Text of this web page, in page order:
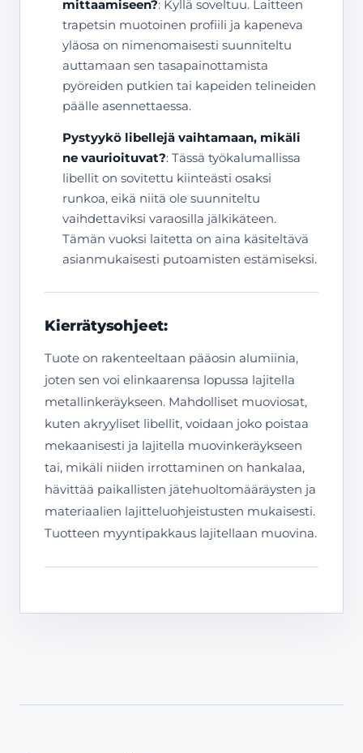
mittaamiseen?: Kyllä soveltuu. Laitteen
trapetsin muotoinen profiili ja kapeneva
yläosa on nimenomaisesti suunniteltu
auttamaan sen tasapainottamista
pyöreiden putkien tai kapeiden telineiden
päälle asennettaessa.
Pystyykö libellejä vaihtamaan, mikäli
ne vaurioituvat?: Tässä työkalumallissa
libellit on sovitettu kiinteästi osaksi
runkoa, eikä niitä ole suunniteltu
vaihdettaviksi varaosilla jälkikäteen.
Tämän vuoksi laitetta on aina käsiteltävä
asianmukaisesti putoamisten estämiseksi.
Kierrätysohjeet:
Tuote on rakenteeltaan pääosin alumiinia,
joten sen voi elinkaarensa lopussa lajitella
metallinkeräykseen. Mahdolliset muoviosat,
kuten akryyliset libellit, voidaan joko poistaa
mekaanisesti ja lajitella muovinkeräykseen
tai, mikäli niiden irrottaminen on hankalaa,
hävittää paikallisten jätehuoltomääräysten ja
materiaalien lajitteluohjeistusten mukaisesti.
Tuotteen myyntipakkaus lajitellaan muovina.